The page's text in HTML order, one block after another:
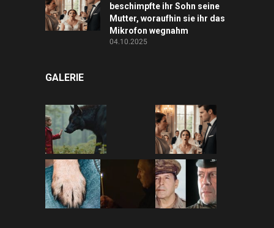
beschimpfte ihr Sohn seine
Mutter, woraufhin sie ihr das
Mikrofon wegnahm
04.10.2025
GALERIE